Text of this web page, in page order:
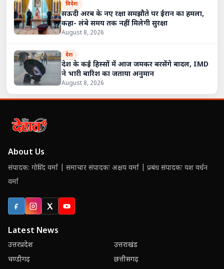
विदेश
सऊदी अरब के नए रक्षा समझौते पर ईरान का हमला,
कहा- लंबे समय तक नहीं मिलेगी सुरक्षा
August 8, 2026
देश
देश के कई हिस्सों में आज जमकर बरसेंगे बादल, IMD
ने भारी बारिश का जताया अनुमान
August 8, 2026
About Us
संपादक: गोविंद वर्मा | समाचार संपादकः अक्षय वर्मा | प्रबंध संपादकः यश वर्धन
वर्मा
FacebookInstagram
X (Twitter)
YouTube
Latest News
उत्तरप्रदेश
उत्तराखंड
चण्डीगढ़
छत्तीसगढ़